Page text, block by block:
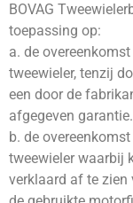
BOVAG
toepassing op:
a. de
tweewieler, tenzij
een door de
afgegeven garantie.
b. de
tweewieler waarbij
verklaard af te zien